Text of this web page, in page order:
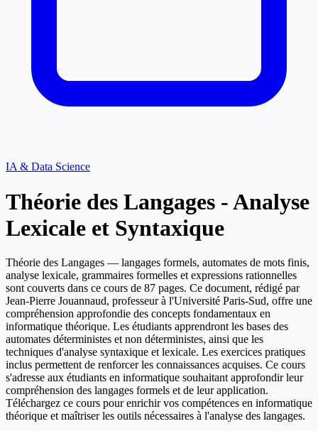
IA & Data Science
Théorie des Langages - Analyse
Lexicale et Syntaxique
Théorie des Langages — langages formels, automates de mots finis,
analyse lexicale, grammaires formelles et expressions rationnelles
sont couverts dans ce cours de 87 pages. Ce document, rédigé par
Jean-Pierre Jouannaud, professeur à l'Université Paris-Sud, offre une
compréhension approfondie des concepts fondamentaux en
informatique théorique. Les étudiants apprendront les bases des
automates déterministes et non déterministes, ainsi que les
techniques d'analyse syntaxique et lexicale. Les exercices pratiques
inclus permettent de renforcer les connaissances acquises. Ce cours
s'adresse aux étudiants en informatique souhaitant approfondir leur
compréhension des langages formels et de leur application.
Téléchargez ce cours pour enrichir vos compétences en informatique
théorique et maîtriser les outils nécessaires à l'analyse des langages.